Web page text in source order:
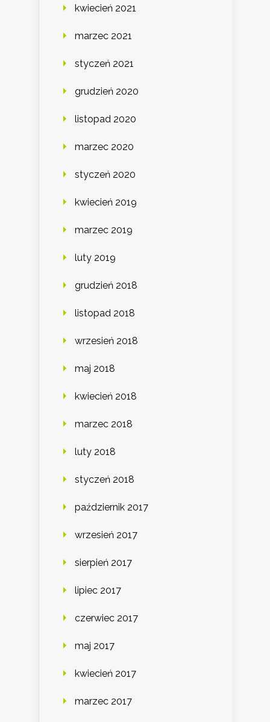
kwiecień 2021
marzec 2021
styczeń 2021
grudzień 2020
listopad 2020
marzec 2020
styczeń 2020
kwiecień 2019
marzec 2019
luty 2019
grudzień 2018
listopad 2018
wrzesień 2018
maj 2018
kwiecień 2018
marzec 2018
luty 2018
styczeń 2018
październik 2017
wrzesień 2017
sierpień 2017
lipiec 2017
czerwiec 2017
maj 2017
kwiecień 2017
marzec 2017